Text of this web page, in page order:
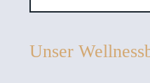
Unser